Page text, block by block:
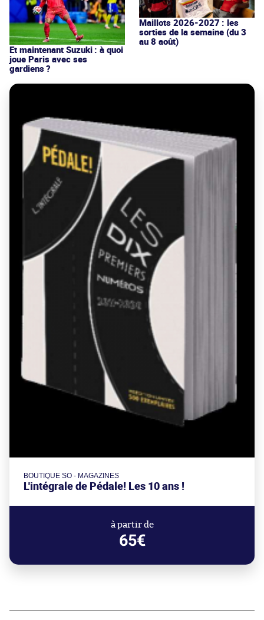
Et maintenant Suzuki : à quoi
joue Paris avec ses
gardiens ?
Maillots 2026-2027 : les
sorties de la semaine (du 3
au 8 août)
BOUTIQUE SO - MAGAZINES
L'intégrale de Pédale! Les 10 ans !
à partir de
65€